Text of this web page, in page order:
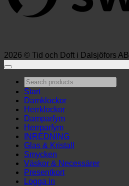
2026 © Tid och Doft i Dalsjöfors AB
Search
products
…
Start
Damklockor
Herrklockor
Damparfym
Herrparfym
INREDNING
Glas & Kristall
Smycken
Väskor & Necessärer
Presentkort
Logga in